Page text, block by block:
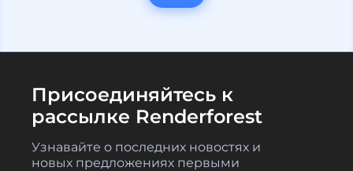
Присоединяйтесь к
рассылке Renderforest
Узнавайте о последних новостях и
новых предложениях первыми